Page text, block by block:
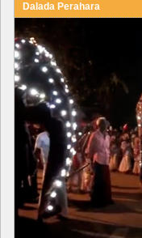
Dalada Perahara